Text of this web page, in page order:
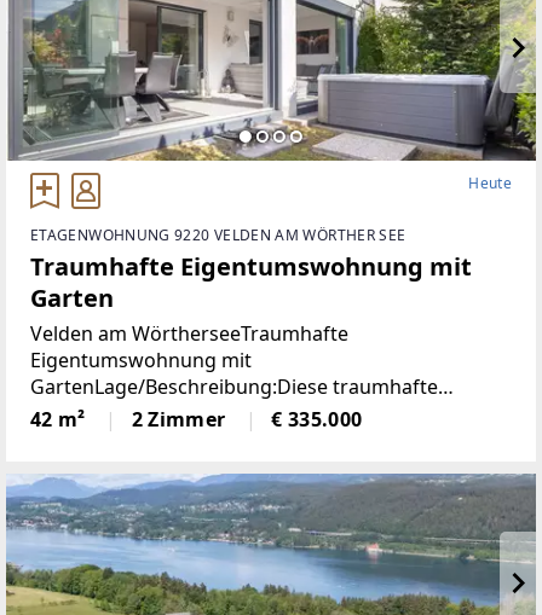
Heute
ETAGENWOHNUNG 9220 VELDEN AM WÖRTHER SEE
Traumhafte Eigentumswohnung mit
Garten
Velden am WörtherseeTraumhafte
Eigentumswohnung mit
GartenLage/Beschreibung:Diese traumhafte
Gartenwohnung liegt nur 800 Meter vom Zentrum
Veldens entfernt und bietet eine perfekte
Dank der westlichen
42 m² 2 Zimmer € 335.000